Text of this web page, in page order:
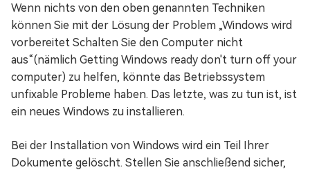
Wenn nichts von den oben genannten Techniken
können Sie mit der Lösung der Problem „Windows wird
vorbereitet Schalten Sie den Computer nicht
aus“(nämlich Getting Windows ready don't turn off your
computer) zu helfen, könnte das Betriebssystem
unfixable Probleme haben. Das letzte, was zu tun ist, ist
ein neues Windows zu installieren.
Bei der Installation von Windows wird ein Teil Ihrer
Dokumente gelöscht. Stellen Sie anschließend sicher,